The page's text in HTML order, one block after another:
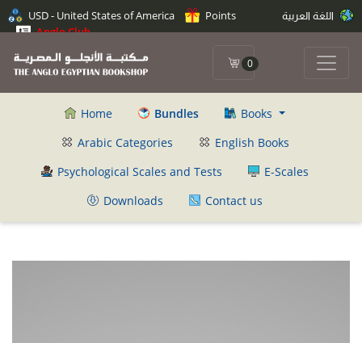
USD - United States of America
Points
Anglo Club
0
Home Bundles
Books
Arabic Categories
English Books
Psychological Scales and Tests
E-Scales
Downloads
Contact us